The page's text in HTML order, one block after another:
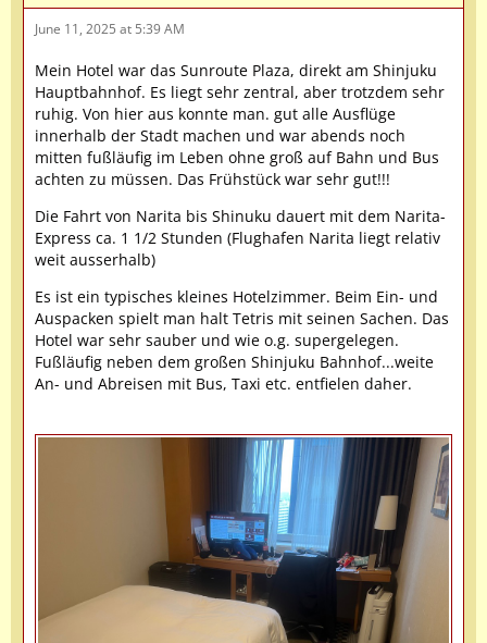
June 11, 2025 at 5:39 AM
Mein Hotel war das Sunroute Plaza, direkt am Shinjuku
Hauptbahnhof. Es liegt sehr zentral, aber trotzdem sehr
ruhig. Von hier aus konnte man. gut alle Ausflüge
innerhalb der Stadt machen und war abends noch
mitten fußläufig im Leben ohne groß auf Bahn und Bus
achten zu müssen. Das Frühstück war sehr gut!!!
Die Fahrt von Narita bis Shinuku dauert mit dem Narita-
Express ca. 1 1/2 Stunden (Flughafen Narita liegt relativ
weit ausserhalb)
Es ist ein typisches kleines Hotelzimmer. Beim Ein- und
Auspacken spielt man halt Tetris mit seinen Sachen. Das
Hotel war sehr sauber und wie o.g. supergelegen.
Fußläufig neben dem großen Shinjuku Bahnhof...weite
An- und Abreisen mit Bus, Taxi etc. entfielen daher.